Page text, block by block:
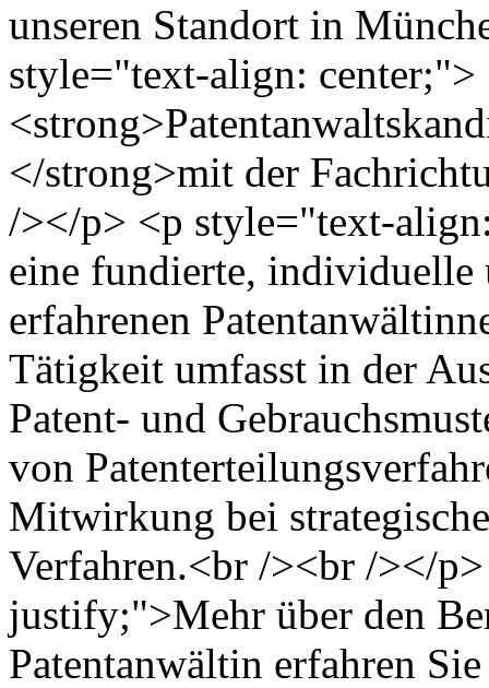
unseren Standort in
style="text-align: center;">
</strong>mit der
/></p> <p style="text-
eine fundierte, individuelle
erfahrenen
Tätigkeit umfasst in der
Patent- und
von
Mitwirkung bei
Verfahren.<br /><br /></
justify;">Mehr über den
Patentanwältin erfahren